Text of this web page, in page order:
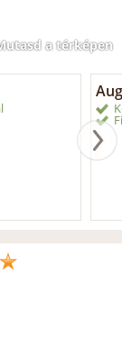
a térképen